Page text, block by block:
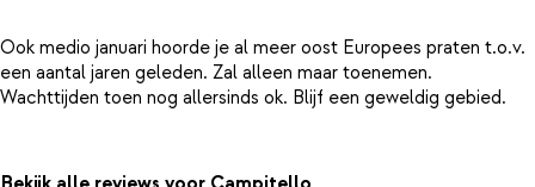
Ook medio januari hoorde je al meer oost Europees praten t.o.v.
een aantal jaren geleden. Zal alleen maar toenemen.